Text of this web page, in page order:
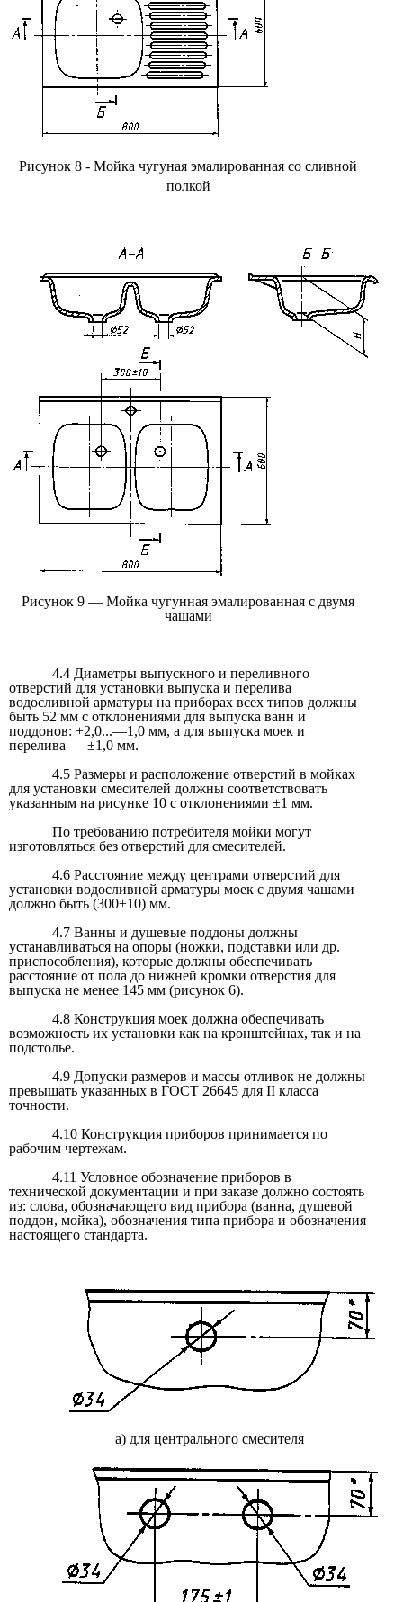
Рисунок 8 - Мойка чугуная эмалированная со сливной
полкой
Рисунок 9 — Мойка чугунная эмалированная с двумя
чашами
4.4 Диаметры выпускного и переливного
отверстий для установки выпуска и перелива
водосливной арматуры на приборах всех типов должны
быть 52 мм с отклонениями для выпуска ванн и
поддонов: +2,0...—1,0 мм, а для выпуска моек и
перелива — ±1,0 мм.
4.5 Размеры и расположение отверстий в мойках
для установки смесителей должны соответствовать
указанным на рисунке 10 с отклонениями ±1 мм.
По требованию потребителя мойки могут
изготовляться без отверстий для смесителей.
4.6 Расстояние между центрами отверстий для
установки водосливной арматуры моек с двумя чашами
должно быть (300±10) мм.
4.7 Ванны и душевые поддоны должны
устанавливаться на опоры (ножки, подставки или др.
приспособления), которые должны обеспечивать
расстояние от пола до нижней кромки отверстия для
выпуска не менее 145 мм (рисунок 6).
4.8 Конструкция моек должна обеспечивать
возможность их установки как на кронштейнах, так и на
подстолье.
4.9 Допуски размеров и массы отливок не должны
превышать указанных в ГОСТ 26645 для II класса
точности.
4.10 Конструкция приборов принимается по
рабочим чертежам.
4.11 Условное обозначение приборов в
технической документации и при заказе должно состоять
из: слова, обозначающего вид прибора (ванна, душевой
поддон, мойка), обозначения типа прибора и обозначения
настоящего стандарта.
а) для центрального смесителя